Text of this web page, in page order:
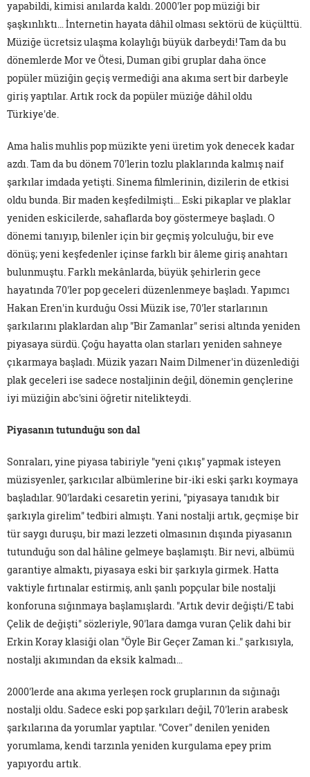
yapabildi, kimisi anılarda kaldı. 2000'ler pop müziği bir
şaşkınlıktı… İnternetin hayata dâhil olması sektörü de küçülttü.
Müziğe ücretsiz ulaşma kolaylığı büyük darbeydi! Tam da bu
dönemlerde Mor ve Ötesi, Duman gibi gruplar daha önce
popüler müziğin geçiş vermediği ana akıma sert bir darbeyle
giriş yaptılar. Artık rock da popüler müziğe dâhil oldu
Türkiye'de.
Ama halis muhlis pop müzikte yeni üretim yok denecek kadar
azdı. Tam da bu dönem 70'lerin tozlu plaklarında kalmış naif
şarkılar imdada yetişti. Sinema filmlerinin, dizilerin de etkisi
oldu bunda. Bir maden keşfedilmişti… Eski pikaplar ve plaklar
yeniden eskicilerde, sahaflarda boy göstermeye başladı. O
dönemi tanıyıp, bilenler için bir geçmiş yolculuğu, bir eve
dönüş; yeni keşfedenler içinse farklı bir âleme giriş anahtarı
bulunmuştu. Farklı mekânlarda, büyük şehirlerin gece
hayatında 70'ler pop geceleri düzenlenmeye başladı. Yapımcı
Hakan Eren'in kurduğu Ossi Müzik ise, 70'ler starlarının
şarkılarını plaklardan alıp "Bir Zamanlar" serisi altında yeniden
piyasaya sürdü. Çoğu hayatta olan starları yeniden sahneye
çıkarmaya başladı. Müzik yazarı Naim Dilmener'in düzenlediği
plak geceleri ise sadece nostaljinin değil, dönemin gençlerine
iyi müziğin abc'sini öğretir nitelikteydi.
Piyasanın tutunduğu son dal
Sonraları, yine piyasa tabiriyle "yeni çıkış" yapmak isteyen
müzisyenler, şarkıcılar albümlerine bir-iki eski şarkı koymaya
başladılar. 90'lardaki cesaretin yerini, "piyasaya tanıdık bir
şarkıyla girelim" tedbiri almıştı. Yani nostalji artık, geçmişe bir
tür saygı duruşu, bir mazi lezzeti olmasının dışında piyasanın
tutunduğu son dal hâline gelmeye başlamıştı. Bir nevi, albümü
garantiye almaktı, piyasaya eski bir şarkıyla girmek. Hatta
vaktiyle fırtınalar estirmiş, anlı şanlı popçular bile nostalji
konforuna sığınmaya başlamışlardı. "Artık devir değişti/E tabi
Çelik de değişti" sözleriyle, 90'lara damga vuran Çelik dahi bir
Erkin Koray klasiği olan "Öyle Bir Geçer Zaman ki.." şarkısıyla,
nostalji akımından da eksik kalmadı…
2000'lerde ana akıma yerleşen rock gruplarının da sığınağı
nostalji oldu. Sadece eski pop şarkıları değil, 70'lerin arabesk
şarkılarına da yorumlar yaptılar. "Cover" denilen yeniden
yorumlama, kendi tarzınla yeniden kurgulama epey prim
yapıyordu artık.